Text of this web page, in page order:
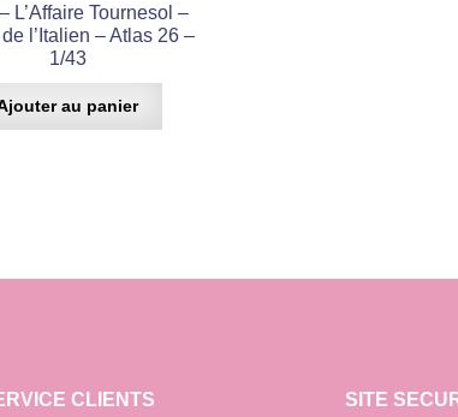
L’Affaire Tournesol –
l’Italien – Atlas 26 –
1/43
au panier
CLIENTS SITE